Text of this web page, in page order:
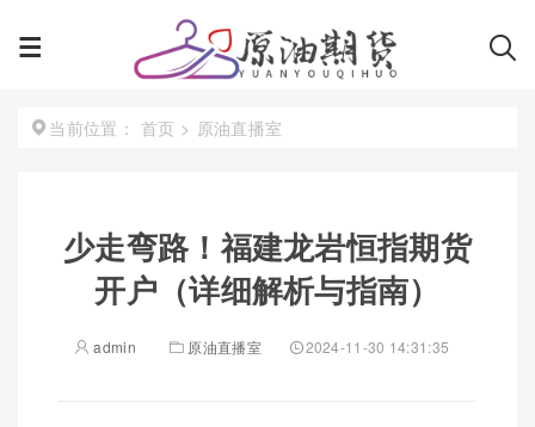
当前位置： 首页 > 原油直播室
少走弯路！福建龙岩恒指期货
开户（详细解析与指南）
admin 原油直播室 2024-11-30 14:31:35